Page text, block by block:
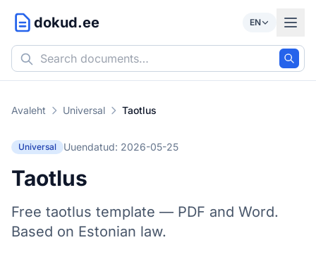
dokud.ee EN
Avaleht Universal Taotlus
Universal Uuendatud: 2026-05-25
Taotlus
Free taotlus template — PDF and Word.
Based on Estonian law.